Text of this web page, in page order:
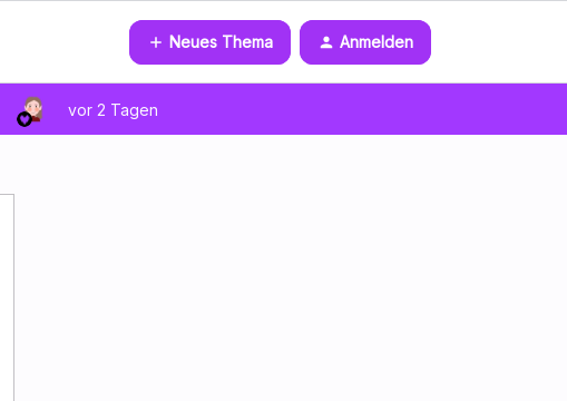
Neues Thema Anmelden
vor 2 Tagen